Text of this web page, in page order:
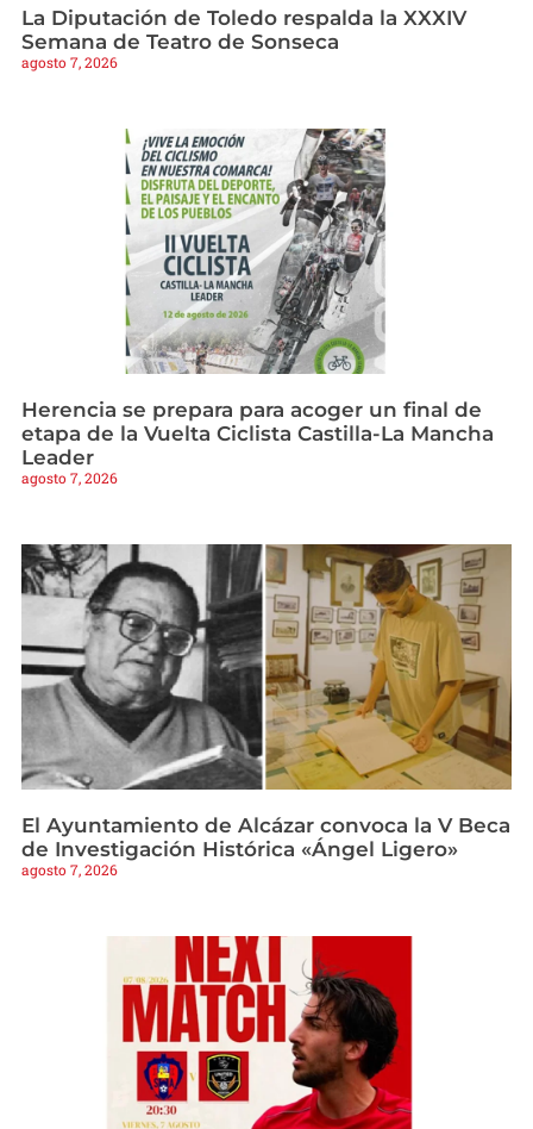
La Diputación de Toledo respalda la XXXIV
Semana de Teatro de Sonseca
agosto 7, 2026
Herencia se prepara para acoger un final de
etapa de la Vuelta Ciclista Castilla-La Mancha
Leader
agosto 7, 2026
El Ayuntamiento de Alcázar convoca la V Beca
de Investigación Histórica «Ángel Ligero»
agosto 7, 2026